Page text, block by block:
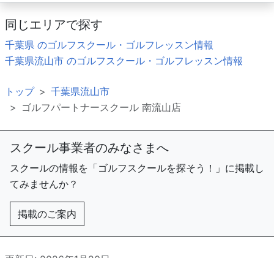
同じエリアで探す
千葉県 のゴルフスクール・ゴルフレッスン情報
千葉県流山市 のゴルフスクール・ゴルフレッスン情報
トップ
千葉県流山市
ゴルフパートナースクール 南流山店
スクール事業者のみなさまへ
スクールの情報を「ゴルフスクールを探そう！」に掲載し
てみませんか？
掲載のご案内